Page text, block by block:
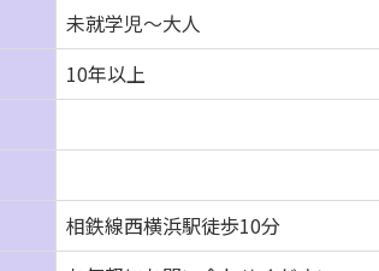
未就学児～大人
10年以上
相鉄線西横浜駅徒歩10分